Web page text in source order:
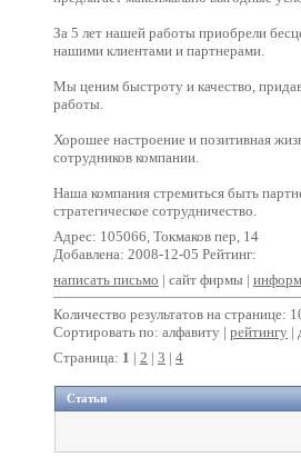
За 5 лет нашей работы приобрели
нашими клиентами и партнерами.
Мы ценим быстроту и качество,
работы.
Хорошее настроение и позитивная
сотрудников компании.
Наша компания стремиться быть
стратегическое сотрудничество.
Адрес: 105066, Токмаков пер, 14
Добавлена: 2008-12-05 Рейтинг:
написать письмо | сайт фирмы |
Количество результатов на странице:
Сортировать по: алфавиту | рейтингу |
Страница: 1 | 2 | 3 | 4
Статьи